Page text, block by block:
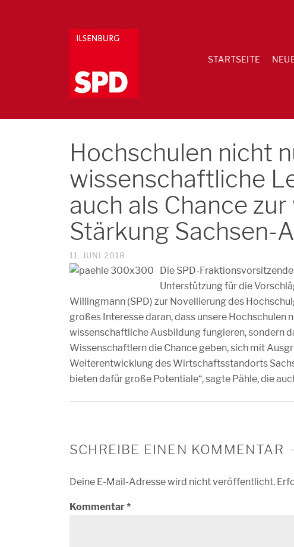
STARTSEITE
Hochschulen nicht
wissenschaftliche
auch als Chance
Stärkung Sachsen-
11. JUNI 2018
Die SPD-
Unterstützung für die
Willingmann (SPD) zur Novellierung des
großes Interesse daran, dass unsere Hochschulen
wissenschaftliche Ausbildung fungieren, sondern
Wissenschaftlern die Chance geben, sich mit
Weiterentwicklung des Wirtschaftsstandorts
bieten dafür große Potentiale“, sagte Pähle, die
SCHREIBE EINEN KOMMENTAR
Deine E-Mail-Adresse wird nicht veröffentlicht.
Kommentar*